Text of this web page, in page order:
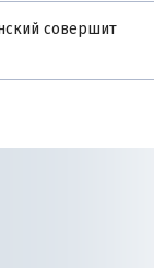
совершит